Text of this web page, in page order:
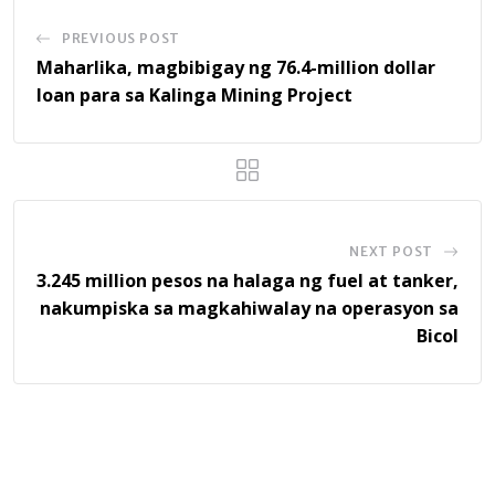
PREVIOUS POST
Maharlika, magbibigay ng 76.4-million dollar
loan para sa Kalinga Mining Project
NEXT POST
3.245 million pesos na halaga ng fuel at tanker,
nakumpiska sa magkahiwalay na operasyon sa
Bicol